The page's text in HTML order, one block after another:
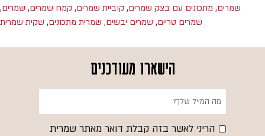
שמרים, מתכונים עם בצק שמרים, קוביית שמרים, קמח שמרים, שמרים,
שמרים טריים, שמרים יבשים, שמרית מתכונים, שקית שמרית
הישארו מעודכנים
הריני לאשר בזה קבלת דואר מאתר שמרית